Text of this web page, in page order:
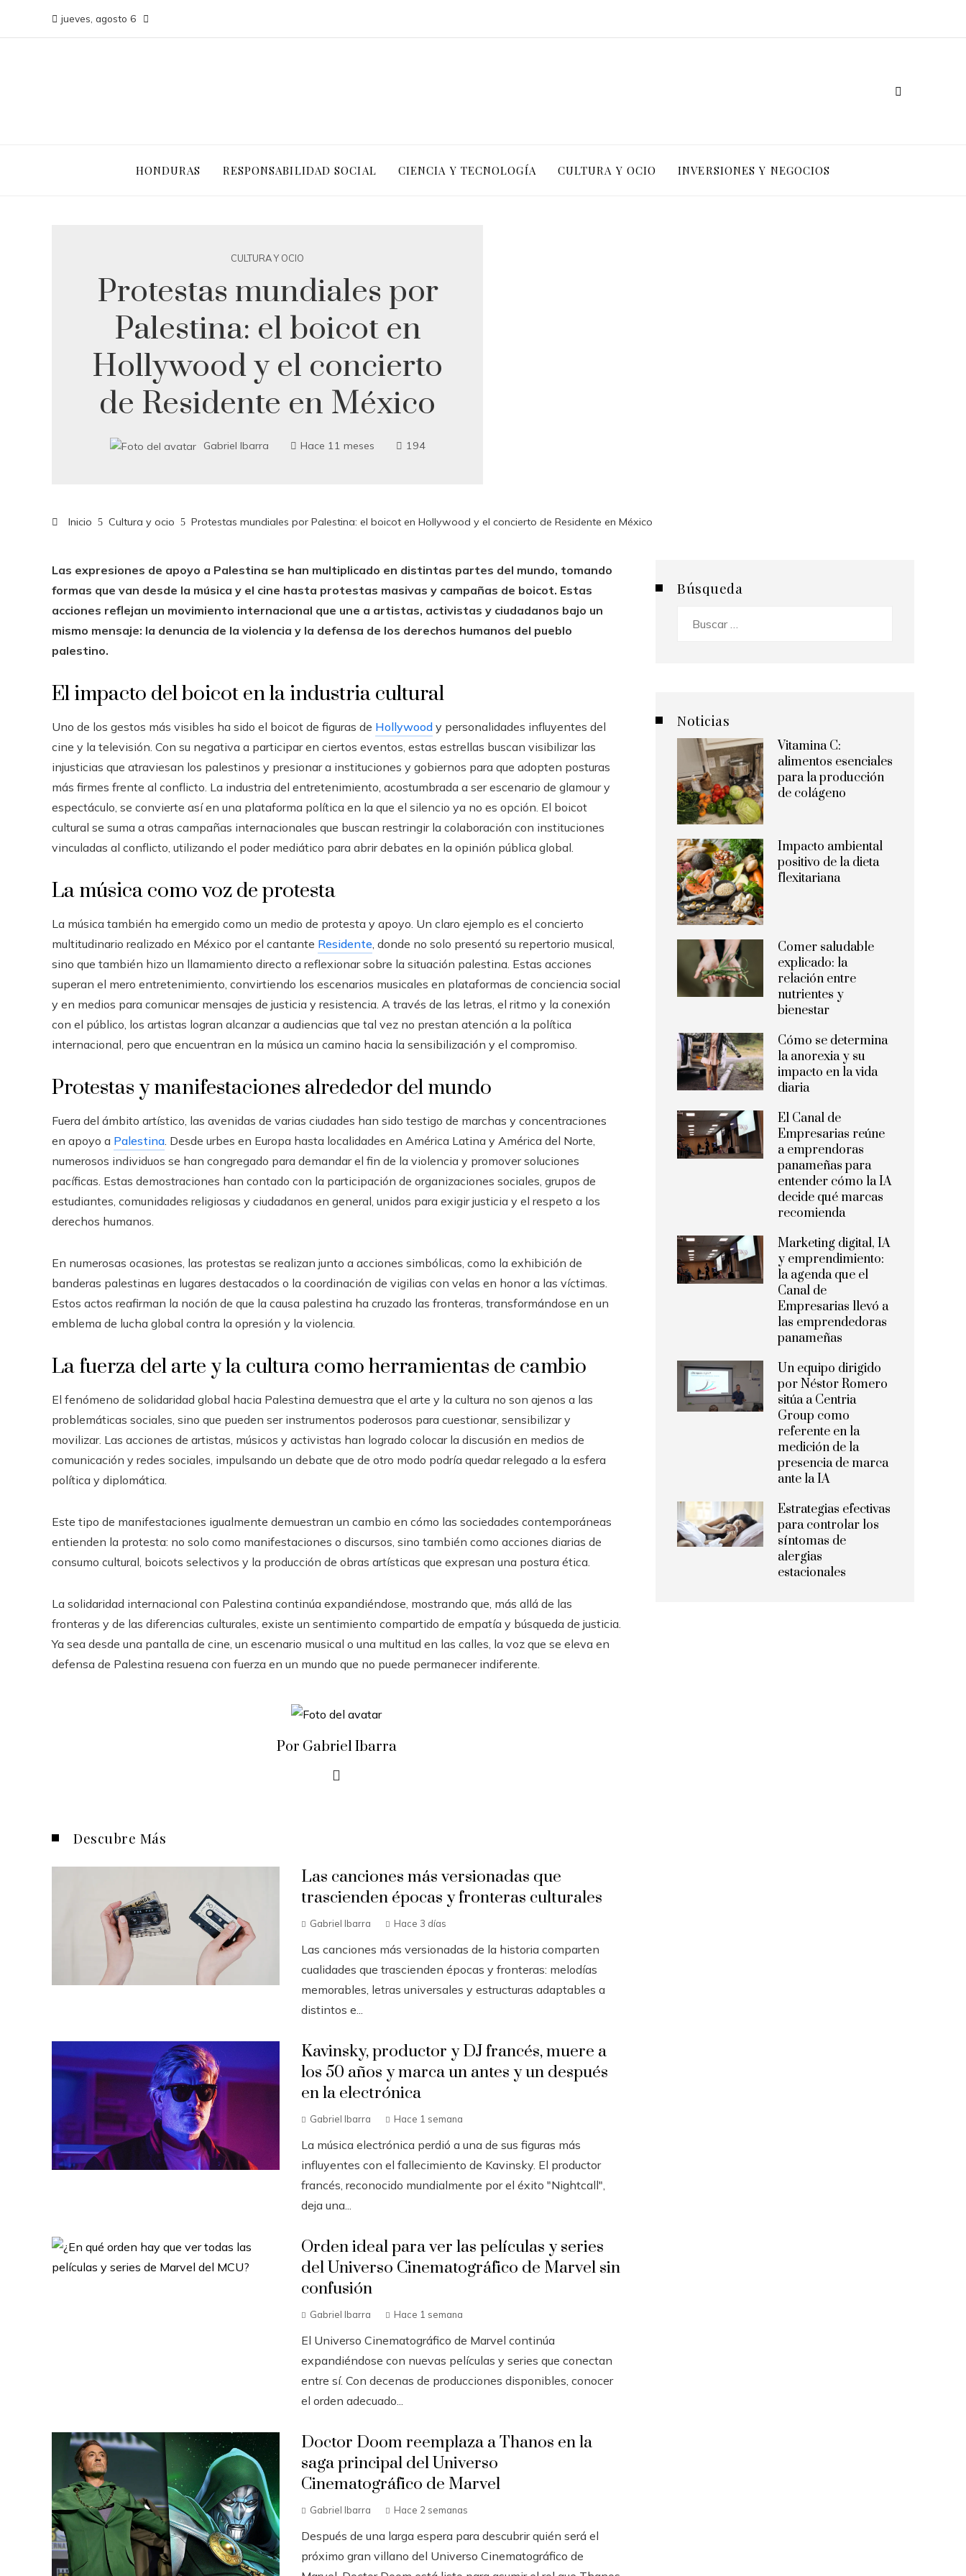
jueves, agosto 6
HONDURAS RESPONSABILIDAD SOCIAL CIENCIA Y TECNOLOGÍA CULTURA Y OCIO INVERSIONES Y NEGOCIOS
CULTURA Y OCIO
Protestas mundiales por
Palestina: el boicot en
Hollywood y el concierto
de Residente en México
Gabriel Ibarra Hace 11 meses 194
Inicio Cultura y ocio Protestas mundiales por Palestina: el boicot en Hollywood y el concierto de Residente en México
Las expresiones de apoyo a Palestina se han multiplicado en distintas partes del mundo, tomando
formas que van desde la música y el cine hasta protestas masivas y campañas de boicot. Estas
acciones reflejan un movimiento internacional que une a artistas, activistas y ciudadanos bajo un
mismo mensaje: la denuncia de la violencia y la defensa de los derechos humanos del pueblo
palestino.
El impacto del boicot en la industria cultural
Uno de los gestos más visibles ha sido el boicot de figuras de Hollywood y personalidades influyentes del
cine y la televisión. Con su negativa a participar en ciertos eventos, estas estrellas buscan visibilizar las
injusticias que atraviesan los palestinos y presionar a instituciones y gobiernos para que adopten posturas
más firmes frente al conflicto. La industria del entretenimiento, acostumbrada a ser escenario de glamour y
espectáculo, se convierte así en una plataforma política en la que el silencio ya no es opción. El boicot
cultural se suma a otras campañas internacionales que buscan restringir la colaboración con instituciones
vinculadas al conflicto, utilizando el poder mediático para abrir debates en la opinión pública global.
La música como voz de protesta
La música también ha emergido como un medio de protesta y apoyo. Un claro ejemplo es el concierto
multitudinario realizado en México por el cantante Residente , donde no solo presentó su repertorio musical,
sino que también hizo un llamamiento directo a reflexionar sobre la situación palestina. Estas acciones
superan el mero entretenimiento, convirtiendo los escenarios musicales en plataformas de conciencia social
y en medios para comunicar mensajes de justicia y resistencia. A través de las letras, el ritmo y la conexión
con el público, los artistas logran alcanzar a audiencias que tal vez no prestan atención a la política
internacional, pero que encuentran en la música un camino hacia la sensibilización y el compromiso.
Protestas y manifestaciones alrededor del mundo
Fuera del ámbito artístico, las avenidas de varias ciudades han sido testigo de marchas y concentraciones
en apoyo a Palestina . Desde urbes en Europa hasta localidades en América Latina y América del Norte,
numerosos individuos se han congregado para demandar el fin de la violencia y promover soluciones
pacíficas. Estas demostraciones han contado con la participación de organizaciones sociales, grupos de
estudiantes, comunidades religiosas y ciudadanos en general, unidos para exigir justicia y el respeto a los
derechos humanos.
En numerosas ocasiones, las protestas se realizan junto a acciones simbólicas, como la exhibición de
banderas palestinas en lugares destacados o la coordinación de vigilias con velas en honor a las víctimas.
Estos actos reafirman la noción de que la causa palestina ha cruzado las fronteras, transformándose en un
emblema de lucha global contra la opresión y la violencia.
La fuerza del arte y la cultura como herramientas de cambio
El fenómeno de solidaridad global hacia Palestina demuestra que el arte y la cultura no son ajenos a las
problemáticas sociales, sino que pueden ser instrumentos poderosos para cuestionar, sensibilizar y
movilizar. Las acciones de artistas, músicos y activistas han logrado colocar la discusión en medios de
comunicación y redes sociales, impulsando un debate que de otro modo podría quedar relegado a la esfera
política y diplomática.
Este tipo de manifestaciones igualmente demuestran un cambio en cómo las sociedades contemporáneas
entienden la protesta: no solo como manifestaciones o discursos, sino también como acciones diarias de
consumo cultural, boicots selectivos y la producción de obras artísticas que expresan una postura ética.
La solidaridad internacional con Palestina continúa expandiéndose, mostrando que, más allá de las
fronteras y de las diferencias culturales, existe un sentimiento compartido de empatía y búsqueda de justicia.
Ya sea desde una pantalla de cine, un escenario musical o una multitud en las calles, la voz que se eleva en
defensa de Palestina resuena con fuerza en un mundo que no puede permanecer indiferente.
Por Gabriel Ibarra
Descubre Más
Las canciones más versionadas que
trascienden épocas y fronteras culturales
Gabriel Ibarra Hace 3 días
Las canciones más versionadas de la historia comparten
cualidades que trascienden épocas y fronteras: melodías
memorables, letras universales y estructuras adaptables a
distintos e...
Kavinsky, productor y DJ francés, muere a
los 50 años y marca un antes y un después
en la electrónica
Gabriel Ibarra Hace 1 semana
La música electrónica perdió a una de sus figuras más
influyentes con el fallecimiento de Kavinsky. El productor
francés, reconocido mundialmente por el éxito "Nightcall",
deja una...
Orden ideal para ver las películas y series
del Universo Cinematográfico de Marvel sin
confusión
Gabriel Ibarra Hace 1 semana
El Universo Cinematográfico de Marvel continúa
expandiéndose con nuevas películas y series que conectan
entre sí. Con decenas de producciones disponibles, conocer
el orden adecuado...
Doctor Doom reemplaza a Thanos en la
saga principal del Universo
Cinematográfico de Marvel
Gabriel Ibarra Hace 2 semanas
Después de una larga espera para descubrir quién será el
próximo gran villano del Universo Cinematográfico de
Búsqueda
Noticias
Vitamina C:
alimentos esenciales
para la producción
de colágeno
Impacto ambiental
positivo de la dieta
flexitariana
Comer saludable
explicado: la
relación entre
nutrientes y
bienestar
Cómo se determina
la anorexia y su
impacto en la vida
diaria
El Canal de
Empresarias reúne
a emprendoras
panameñas para
entender cómo la IA
decide qué marcas
recomienda
Marketing digital, IA
y emprendimiento:
la agenda que el
Canal de
Empresarias llevó a
las emprendedoras
panameñas
Un equipo dirigido
por Néstor Romero
sitúa a Centria
Group como
referente en la
medición de la
presencia de marca
ante la IA
Estrategias efectivas
para controlar los
síntomas de
alergias
estacionales